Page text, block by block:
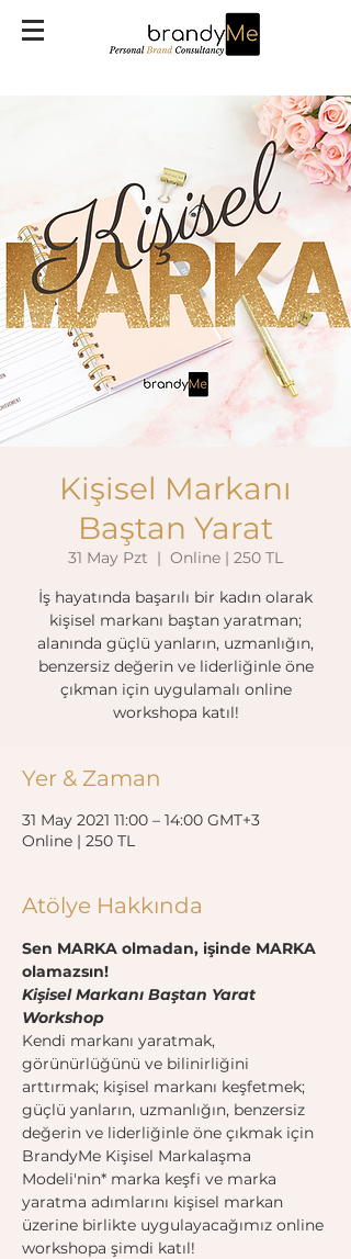
Kişisel Markanı
Baştan Yarat
31 May Pzt
  |
Online | 250 TL
İş hayatında başarılı bir kadın olarak
kişisel markanı baştan yaratman;
alanında güçlü yanların, uzmanlığın,
benzersiz değerin ve liderliğinle öne
çıkman için uygulamalı online
workshopa katıl!
Yer & Zaman
31 May 2021 11:00 – 14:00 GMT+3
Online | 250 TL
Atölye Hakkında
Sen MARKA olmadan, işinde MARKA
olamazsın!
Kişisel Markanı Baştan Yarat
Workshop
Kendi markanı yaratmak,
görünürlüğünü ve bilinirliğini
arttırmak; kişisel markanı keşfetmek;
güçlü yanların, uzmanlığın, benzersiz
değerin ve liderliğinle öne çıkmak için
BrandyMe Kişisel Markalaşma
Modeli'nin* marka keşfi ve marka
yaratma adımlarını kişisel markan
üzerine birlikte uygulayacağımız online
workshopa şimdi katıl!